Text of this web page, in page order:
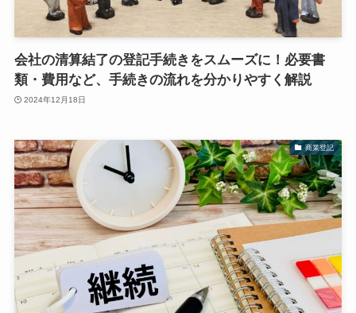
会社の清算結了の登記手続きをスムーズに！必要書
類・費用など、手続きの流れを分かりやすく解説
2024年12月18日
商業登記